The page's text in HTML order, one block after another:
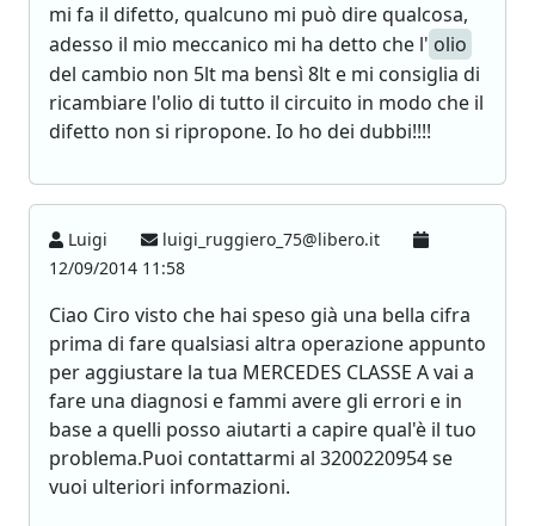
mi fa il difetto, qualcuno mi può dire qualcosa,
adesso il mio meccanico mi ha detto che l' olio
del cambio non 5lt ma bensì 8lt e mi consiglia di
ricambiare l'olio di tutto il circuito in modo che il
difetto non si ripropone. Io ho dei dubbi!!!!
Luigi
luigi_ruggiero_75@libero.it
12/09/2014 11:58
Ciao Ciro visto che hai speso già una bella cifra
prima di fare qualsiasi altra operazione appunto
per aggiustare la tua MERCEDES CLASSE A vai a
fare una diagnosi e fammi avere gli errori e in
base a quelli posso aiutarti a capire qual'è il tuo
problema.Puoi contattarmi al 3200220954 se
vuoi ulteriori informazioni.